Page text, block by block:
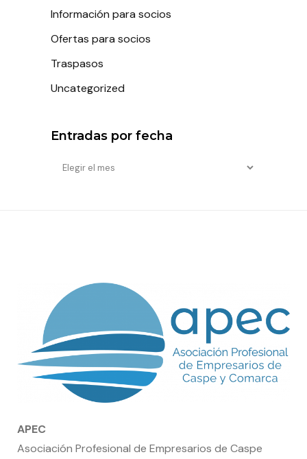
Información para socios
Ofertas para socios
Traspasos
Uncategorized
Entradas por fecha
Entradas
APEC
Asociación Profesional de Empresarios de Caspe